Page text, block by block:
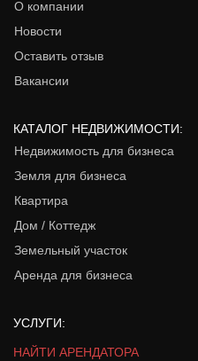
О компании
Новости
Оставить отзыв
Вакансии
КАТАЛОГ НЕДВИЖИМОСТИ:
Недвижимость для бизнеса
Земля для бизнеса
Квартира
Дом / Коттедж
Земельный участок
Аренда для бизнеса
УСЛУГИ:
НАЙТИ АРЕНДАТОРА